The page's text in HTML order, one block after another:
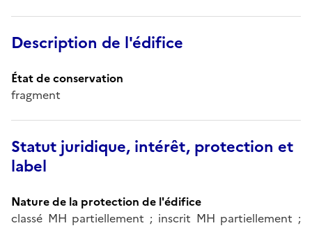
Description de l'édifice
État de conservation
fragment
Statut juridique, intérêt, protection et
label
Nature de la protection de l'édifice
classé MH partiellement ; inscrit MH partiellement ;